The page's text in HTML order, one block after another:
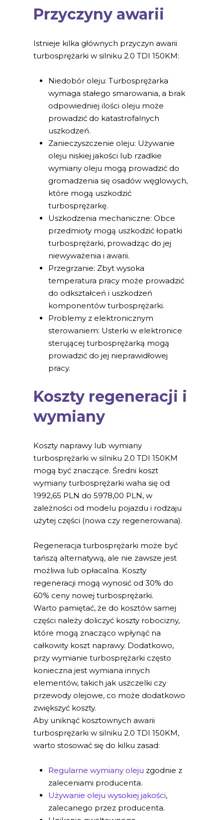
Przyczyny awarii
Istnieje kilka głównych przyczyn awarii
turbosprężarki w silniku 2.0 TDI 150KM:
Niedobór oleju: Turbosprężarka
wymaga stałego smarowania, a brak
odpowiedniej ilości oleju może
prowadzić do katastrofalnych
uszkodzeń.
Zanieczyszczenie oleju: Używanie
oleju niskiej jakości lub rzadkie
wymiany oleju mogą prowadzić do
gromadzenia się osadów węglowych,
które mogą uszkodzić
turbosprężarkę.
Uszkodzenia mechaniczne: Obce
przedmioty mogą uszkodzić łopatki
turbosprężarki, prowadząc do jej
niewyważenia i awarii.
Przegrzanie: Zbyt wysoka
temperatura pracy może prowadzić
do odkształceń i uszkodzeń
komponentów turbosprężarki.
Problemy z elektronicznym
sterowaniem: Usterki w elektronice
sterującej turbosprężarką mogą
prowadzić do jej nieprawidłowej
pracy.
Koszty regeneracji i
wymiany
Koszty naprawy lub wymiany
turbosprężarki w silniku 2.0 TDI 150KM
mogą być znaczące. Średni koszt
wymiany turbosprężarki waha się od
1992,65 PLN do 5978,00 PLN, w
zależności od modelu pojazdu i rodzaju
użytej części (nowa czy regenerowana).
Regeneracja turbosprężarki może być
tańszą alternatywą, ale nie zawsze jest
możliwa lub opłacalna. Koszty
regeneracji mogą wynosić od 30% do
60% ceny nowej turbosprężarki.
Warto pamiętać, że do kosztów samej
części należy doliczyć koszty robocizny,
które mogą znacząco wpłynąć na
całkowity koszt naprawy. Dodatkowo,
przy wymianie turbosprężarki często
konieczna jest wymiana innych
elementów, takich jak uszczelki czy
przewody olejowe, co może dodatkowo
zwiększyć koszty.
Aby uniknąć kosztownych awarii
turbosprężarki w silniku 2.0 TDI 150KM,
warto stosować się do kilku zasad:
Regularne wymiany oleju zgodnie z
zaleceniami producenta.
Używanie oleju wysokiej jakości,
zalecanego przez producenta.